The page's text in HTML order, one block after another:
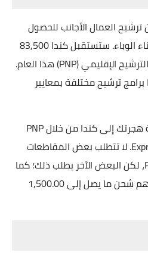
العمال الأجانب للحصول
على الإقامة الدائمة حتى أثناء الوباء. ستستقبل كندا 83,500
مهاجر جديد من خلال برامج الترشيح الإقليمي (PNP) هذا العام.
ترشيح مختلفة بمعايير
عادة ما تكون تكلفة معالجة هجرتك إلى كندا من خلال PNP
هي نفس تكلفة Express Entry. لا تتطلب بعض المقاطعات
الدفع لمعالجة تطبيقات PNP، لكن البعض الآخر يطلب ذلك؛ كما
هو الحال في أونتاريو، يمكنهم شحن ما يصل إلى 1,500.00